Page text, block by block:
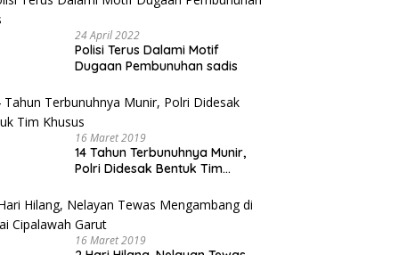
24 April 2022
Polisi Terus Dalami Motif
Dugaan Pembunuhan sadis
16 Maret 2019
14 Tahun Terbunuhnya Munir,
Polri Didesak Bentuk Tim
16 Maret 2019